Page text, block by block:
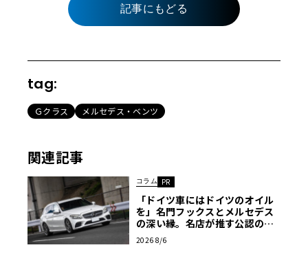
記事にもどる
tag:
Ｇクラス メルセデス・ベンツ
関連記事
コラム PR
「ドイツ車にはドイツのオイル
を」名門フックスとメルセデス
の深い縁。名店が推す公認の安
心と、Cクラスで味わうシルキー
な走り〈PR〉
2026 8/6